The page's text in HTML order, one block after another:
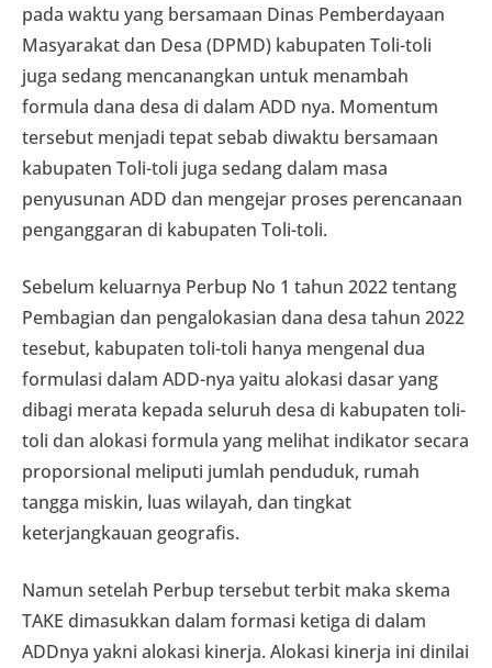
pada waktu yang bersamaan Dinas Pemberdayaan
Masyarakat dan Desa (DPMD) kabupaten Toli-toli
juga sedang mencanangkan untuk menambah
formula dana desa di dalam ADD nya. Momentum
tersebut menjadi tepat sebab diwaktu bersamaan
kabupaten Toli-toli juga sedang dalam masa
penyusunan ADD dan mengejar proses perencanaan
penganggaran di kabupaten Toli-toli.
Sebelum keluarnya Perbup No 1 tahun 2022 tentang
Pembagian dan pengalokasian dana desa tahun 2022
tesebut, kabupaten toli-toli hanya mengenal dua
formulasi dalam ADD-nya yaitu alokasi dasar yang
dibagi merata kepada seluruh desa di kabupaten toli-
toli dan alokasi formula yang melihat indikator secara
proporsional meliputi jumlah penduduk, rumah
tangga miskin, luas wilayah, dan tingkat
keterjangkauan geografis.
Namun setelah Perbup tersebut terbit maka skema
TAKE dimasukkan dalam formasi ketiga di dalam
ADDnya yakni alokasi kinerja. Alokasi kinerja ini dinilai